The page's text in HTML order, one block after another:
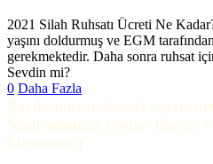
2021 Silah Ruhsatı Ücreti Ne
yaşını doldurmuş ve EGM
gerekmektedir. Daha sonra ruhsat
Sevdin mi?
0 Daha Fazla
Bayilerimizin dışında
Silah satışımız yoktur. (Şarjör
Mevcuttur.)